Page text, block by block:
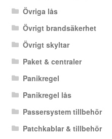
Övriga lås
Övrigt brandsäkerhet
Övrigt skyltar
Paket & centraler
Panikregel
Panikregel lås
Passersystem tillbehör
Patchkablar & tillbehör